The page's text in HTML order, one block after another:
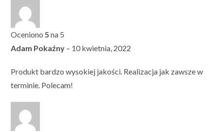
Oceniono 5 na 5
Adam Pokaźny – 10 kwietnia, 2022
Produkt bardzo wysokiej jakości. Realizacja jak zawsze w
terminie. Polecam!